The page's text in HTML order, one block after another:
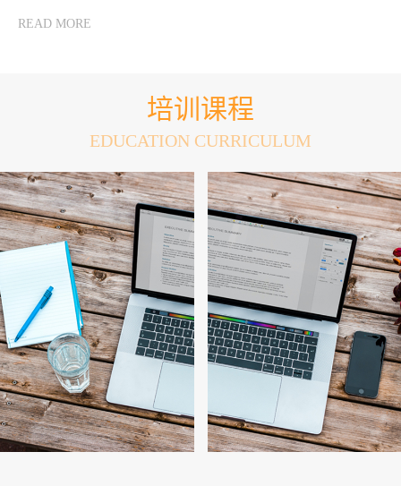
READ MORE
培训课程
EDUCATION CURRICULUM